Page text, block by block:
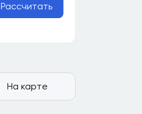
Рассчитать
На карте